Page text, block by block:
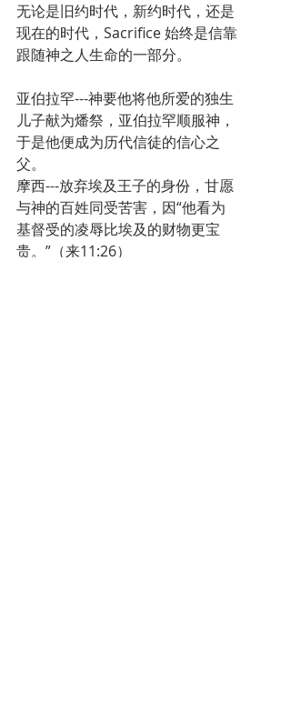
无论是旧约时代，新约时代，还是
现在的时代，Sacrifice 始终是信靠
跟随神之人生命的一部分。
亚伯拉罕---神要他将他所爱的独生
儿子献为燔祭，亚伯拉罕顺服神，
于是他便成为历代信徒的信心之
父。
摩西---放弃埃及王子的身份，甘愿
与神的百姓同受苦害，因“他看为
基督受的凌辱比埃及的财物更宝
贵。”（来11:26）